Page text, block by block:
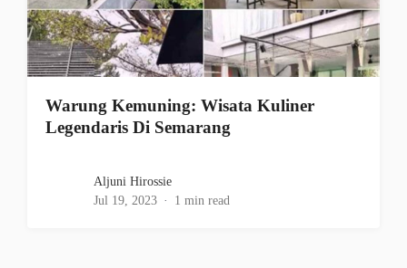
Warung Kemuning: Wisata Kuliner
Legendaris Di Semarang
Aljuni Hirossie
Jul 19, 2023
1 min read